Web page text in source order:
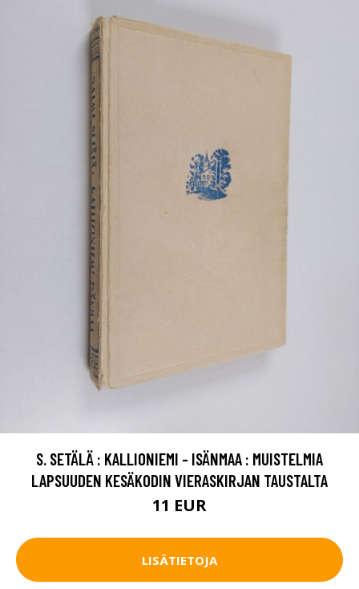
S. SETÄLÄ : KALLIONIEMI - ISÄNMAA : MUISTELMIA
LAPSUUDEN KESÄKODIN VIERASKIRJAN TAUSTALTA
11 EUR
LISÄTIETOJA